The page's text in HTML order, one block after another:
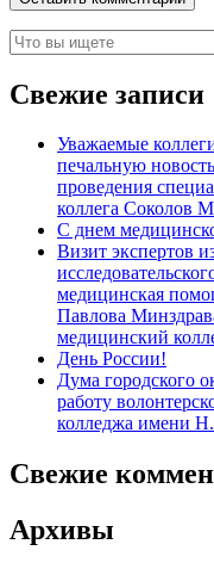
Свежие записи
Уважаемые
печальную
проведения
коллега Соколов
С днем
Визит экспертов
медицинская
Павлова
медицинский
День России!
Дума городского
работу
колледжа имени
Свежие
Архивы